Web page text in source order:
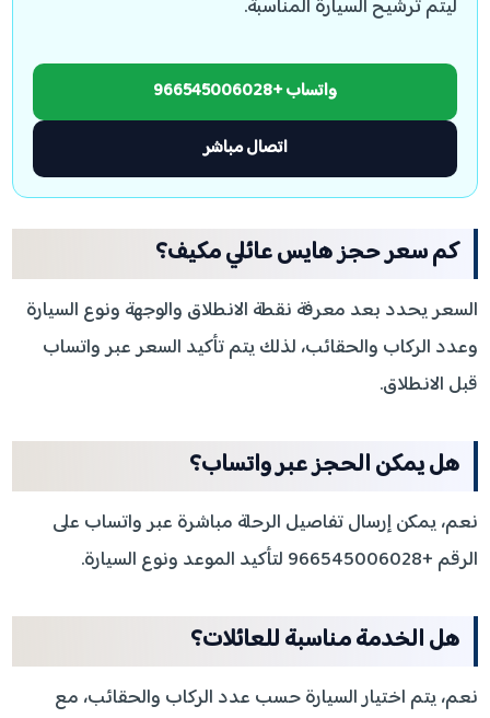
ليتم ترشيح السيارة المناسبة.
واتساب +966545006028
اتصال مباشر
كم سعر حجز هايس عائلي مكيف؟
السعر يحدد بعد معرفة نقطة الانطلاق والوجهة ونوع السيارة
وعدد الركاب والحقائب، لذلك يتم تأكيد السعر عبر واتساب
قبل الانطلاق.
هل يمكن الحجز عبر واتساب؟
نعم، يمكن إرسال تفاصيل الرحلة مباشرة عبر واتساب على
الرقم +966545006028 لتأكيد الموعد ونوع السيارة.
هل الخدمة مناسبة للعائلات؟
نعم، يتم اختيار السيارة حسب عدد الركاب والحقائب، مع